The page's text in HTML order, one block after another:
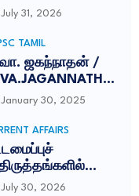
2026-PDF
July 31, 2026
TAMIL
ஜகந்நாதன் /
NOTES
January 30, 2025
AFFAIRS
சாதனை:
July 30, 2026